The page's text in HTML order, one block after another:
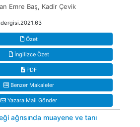
Emre Baş, Kadir Çevik
Özet
İngilizce Özet
PDF
Benzer Makaleler
Yazara Mail Gönder
ağrısında muayene ve tanı